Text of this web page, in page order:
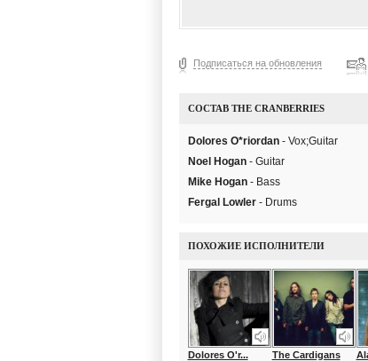
Подписаться на обновления
СОСТАВ THE CRANBERRIES
Dolores O*riordan- Vox;Guitar
Noel Hogan- Guitar
Mike Hogan- Bass
Fergal Lowler- Drums
ПОХОЖИЕ ИСПОЛНИТЕЛИ
Dolores O'r... The Cardigans